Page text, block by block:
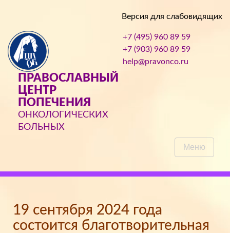
Версия для слабовидящих
ПРАВОСЛАВНЫЙ
ЦЕНТР
ПОПЕЧЕНИЯ
ОНКОЛОГИЧЕСКИХ
БОЛЬНЫХ
+7 (495) 960 89 59
+7 (903) 960 89 59
help@pravonco.ru
Меню
19 сентября 2024 года
состоится благотворительная